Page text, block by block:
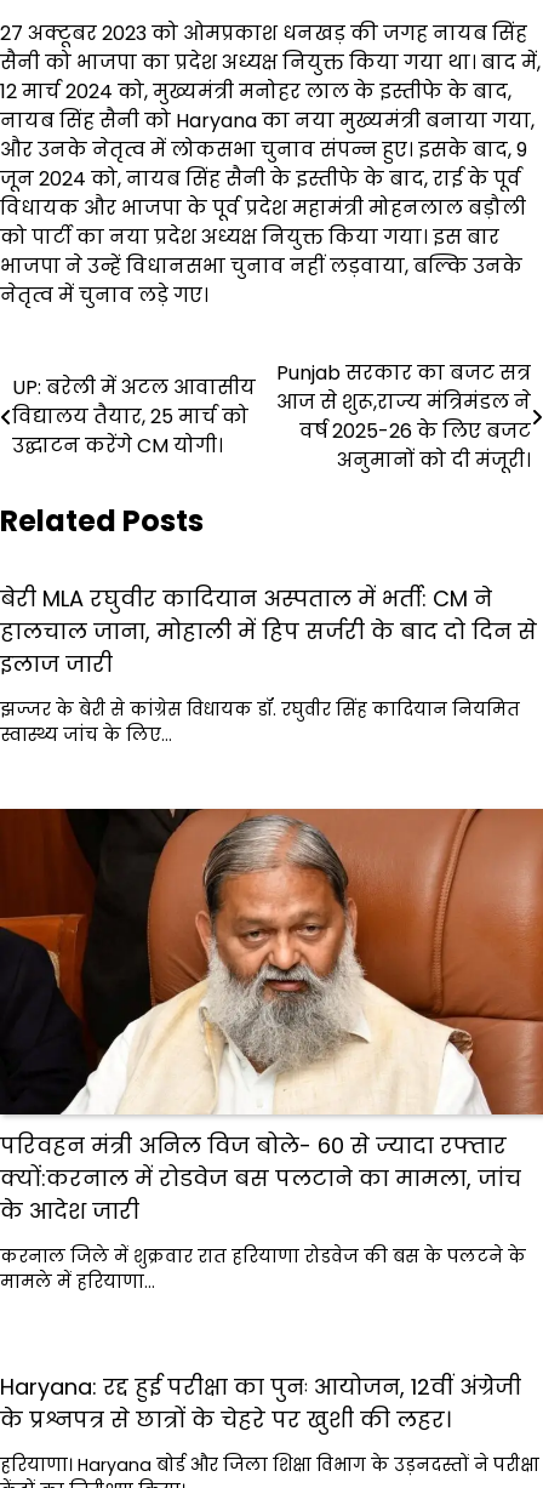
27 अक्टूबर 2023 को ओमप्रकाश धनखड़ की जगह नायब सिंह
सैनी को भाजपा का प्रदेश अध्यक्ष नियुक्त किया गया था। बाद में,
12 मार्च 2024 को, मुख्यमंत्री मनोहर लाल के इस्तीफे के बाद,
नायब सिंह सैनी को Haryana का नया मुख्यमंत्री बनाया गया,
और उनके नेतृत्व में लोकसभा चुनाव संपन्न हुए। इसके बाद, 9
जून 2024 को, नायब सिंह सैनी के इस्तीफे के बाद, राई के पूर्व
विधायक और भाजपा के पूर्व प्रदेश महामंत्री मोहनलाल बड़ौली
को पार्टी का नया प्रदेश अध्यक्ष नियुक्त किया गया। इस बार
भाजपा ने उन्हें विधानसभा चुनाव नहीं लड़वाया, बल्कि उनके
नेतृत्व में चुनाव लड़े गए।
Post
navigation
UP: बरेली में अटल आवासीय
विद्यालय तैयार, 25 मार्च को
उद्घाटन करेंगे CM योगी।
Punjab सरकार का बजट सत्र
आज से शुरू,राज्य मंत्रिमंडल ने
वर्ष 2025-26 के लिए बजट
अनुमानों को दी मंजूरी।
Related Posts
बेरी MLA रघुवीर कादियान अस्पताल में भर्ती: CM ने
हालचाल जाना, मोहाली में हिप सर्जरी के बाद दो दिन से
इलाज जारी
झज्जर के बेरी से कांग्रेस विधायक डॉ. रघुवीर सिंह कादियान नियमित
स्वास्थ्य जांच के लिए…
परिवहन मंत्री अनिल विज बोले- 60 से ज्यादा रफ्तार
क्यों:करनाल में रोडवेज बस पलटाने का मामला, जांच
के आदेश जारी
करनाल जिले में शुक्रवार रात हरियाणा रोडवेज की बस के पलटने के
मामले में हरियाणा…
Haryana: रद्द हुई परीक्षा का पुनः आयोजन, 12वीं अंग्रेजी
के प्रश्नपत्र से छात्रों के चेहरे पर खुशी की लहर।
हरियाणा। Haryana बोर्ड और जिला शिक्षा विभाग के उड़नदस्तों ने परीक्षा